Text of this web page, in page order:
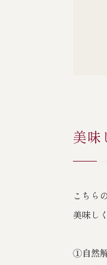
美味
こちら
美味し
①自然